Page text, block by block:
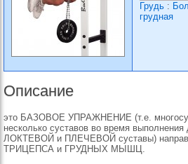
Грудь :
грудная
Описание
это БАЗОВОЕ УПРАЖНЕНИЕ (т.е.
несколько суставов во время
ЛОКТЕВОЙ и ПЛЕЧЕВОЙ суставы)
ТРИЦЕПСА и ГРУДНЫХ МЫШЦ.